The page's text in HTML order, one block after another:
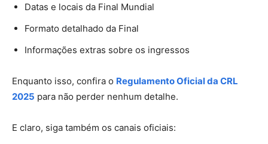
Datas e locais da Final Mundial
Formato detalhado da Final
Informações extras sobre os ingressos
Enquanto isso, confira o Regulamento Oficial da CRL
2025 para não perder nenhum detalhe.
E claro, siga também os canais oficiais: